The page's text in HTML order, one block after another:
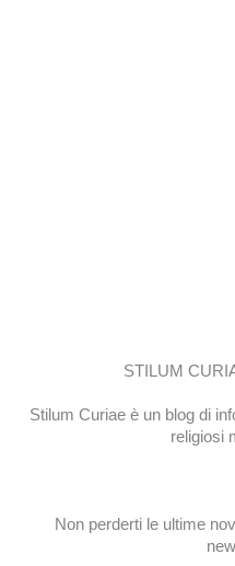
STILUM
Stilum Curiae è un blog di
religiosi
Non perderti le ultime